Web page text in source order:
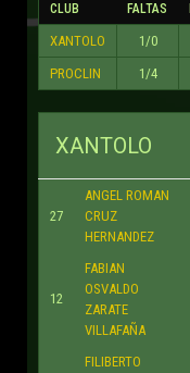
CLUB FALTAS
XANTOLO 1/0
PROCLIN
1/4
XANTOLO
27
ANGEL ROMAN
CRUZ
HERNANDEZ
12
FABIAN
OSVALDO
ZARATE
VILLAFAÑA
FILIBERTO